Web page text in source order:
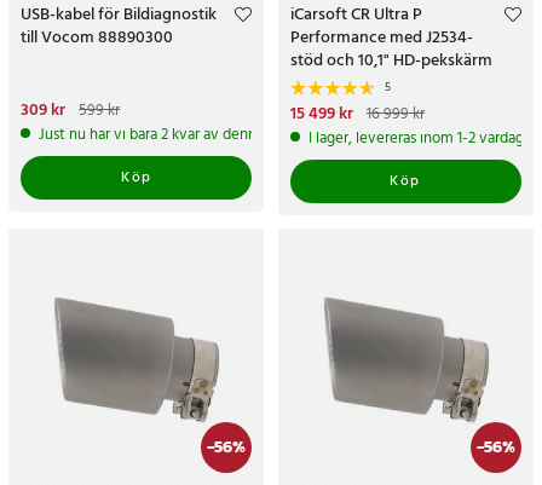
USB-kabel för Bildiagnostik
till Vocom 88890300
Nuvarande pris
pris:599 kr
309 kr 599 kr
Just nu har vi bara 2 kvar av denna produkt
Köp
iCarsoft CR Ultra P
Performance med J2534-
stöd och 10,1" HD-pekskärm
5
Nuvarande pris:
15 499 kr Tidigare pris:16 999 kr
15 499 kr 16 999 kr
I lager, levereras inom 1-2 vardagar
Köp
-56% -56%